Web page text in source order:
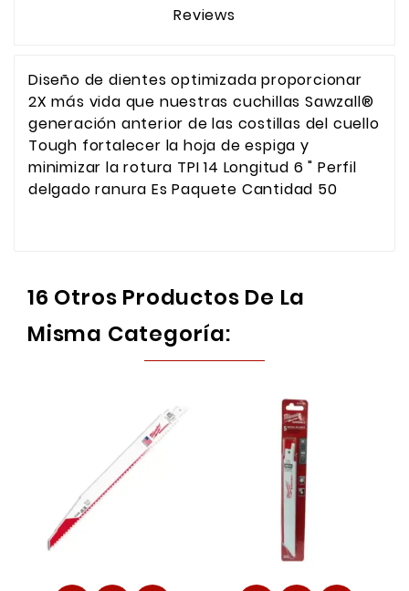
Reviews
Diseño de dientes optimizada proporcionar
2X más vida que nuestras cuchillas Sawzall®
generación anterior de las costillas del cuello
Tough fortalecer la hoja de espiga y
minimizar la rotura TPI 14 Longitud 6 " Perfil
delgado ranura Es Paquete Cantidad 50
16 Otros Productos De La
Misma Categoría: